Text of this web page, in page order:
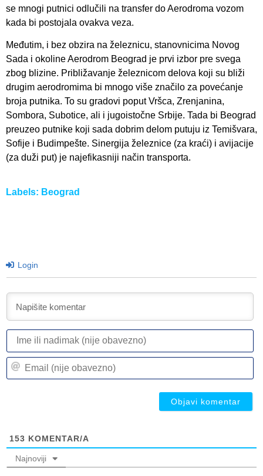
se mnogi putnici odlučili na transfer do Aerodroma vozom
kada bi postojala ovakva veza.
Međutim, i bez obzira na železnicu, stanovnicima Novog
Sada i okoline Aerodrom Beograd je prvi izbor pre svega
zbog blizine. Približavanje železnicom delova koji su bliži
drugim aerodromima bi mnogo više značilo za povećanje
broja putnika. To su gradovi poput Vršca, Zrenjanina,
Sombora, Subotice, ali i jugoistočne Srbije. Tada bi Beograd
preuzeo putnike koji sada dobrim delom putuju iz Temišvara,
Sofije i Budimpešte. Sinergija železnice (za kraći) i avijacije
(za duži put) je najefikasniji način transporta.
Labels: Beograd
Login
153 KOMENTAR/A
Najnoviji